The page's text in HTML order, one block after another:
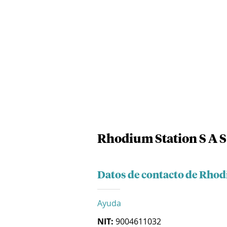
Rhodium Station S A S
Datos de contacto de
Ayuda
NIT: 9004611032